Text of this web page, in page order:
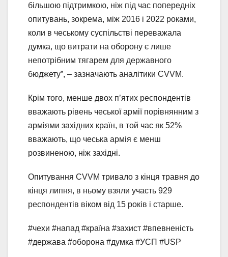
більшою підтримкою, ніж під час попередніх
опитувань, зокрема, між 2016 і 2022 роками,
коли в чеському суспільстві переважала
думка, що витрати на оборону є лише
непотрібним тягарем для державного
бюджету”, – зазначають аналітики CVVM.
Крім того, менше двох п’ятих респондентів
вважають рівень чеської армії порівнянним з
арміями західних країн, в той час як 52%
вважають, що чеська армія є менш
розвиненою, ніж західні.
Опитування CVVM тривало з кінця травня до
кінця липня, в ньому взяли участь 929
респондентів віком від 15 років і старше.
#чехи #напад #країна #захист #впевненість
#держава #оборона #думка #УСП #USP